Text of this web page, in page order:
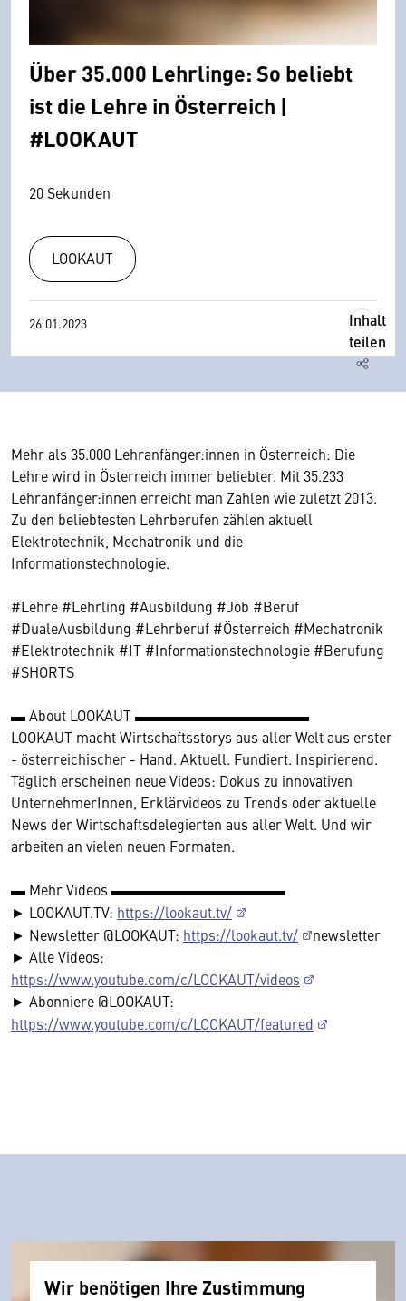
Über 35.000 Lehrlinge: So beliebt
ist die Lehre in Österreich |
#LOOKAUT
20 Sekunden
LOOKAUT
26.01.2023
Inhalt
teilen
Mehr als 35.000 Lehranfänger:innen in Österreich: Die
Lehre wird in Österreich immer beliebter. Mit 35.233
Lehranfänger:innen erreicht man Zahlen wie zuletzt 2013.
Zu den beliebtesten Lehrberufen zählen aktuell
Elektrotechnik, Mechatronik und die
Informationstechnologie.
#Lehre #Lehrling #Ausbildung #Job #Beruf
#DualeAusbildung #Lehrberuf #Österreich #Mechatronik
#Elektrotechnik #IT #Informationstechnologie #Berufung
#SHORTS
▬ About LOOKAUT ▬▬▬▬▬▬▬▬▬▬▬▬
LOOKAUT macht Wirtschaftsstorys aus aller Welt aus erster
- österreichischer - Hand. Aktuell. Fundiert. Inspirierend.
Täglich erscheinen neue Videos: Dokus zu innovativen
UnternehmerInnen, Erklärvideos zu Trends oder aktuelle
News der Wirtschaftsdelegierten aus aller Welt. Und wir
arbeiten an vielen neuen Formaten.
▬ Mehr Videos ▬▬▬▬▬▬▬▬▬▬▬▬
► LOOKAUT.TV: https://lookaut.tv/
► Newsletter @LOOKAUT: https://lookaut.tv/
newsletter
► Alle Videos:
https://www.youtube.com/c/LOOKAUT/videos
► Abonniere @LOOKAUT:
https://www.youtube.com/c/LOOKAUT/featured
Wir benötigen Ihre Zustimmung